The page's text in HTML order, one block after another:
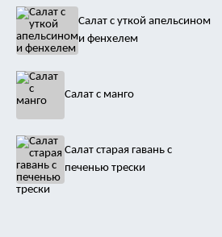
Салат с уткой апельсином
и фенхелем
Салат с манго
Салат старая гавань с
печенью трески